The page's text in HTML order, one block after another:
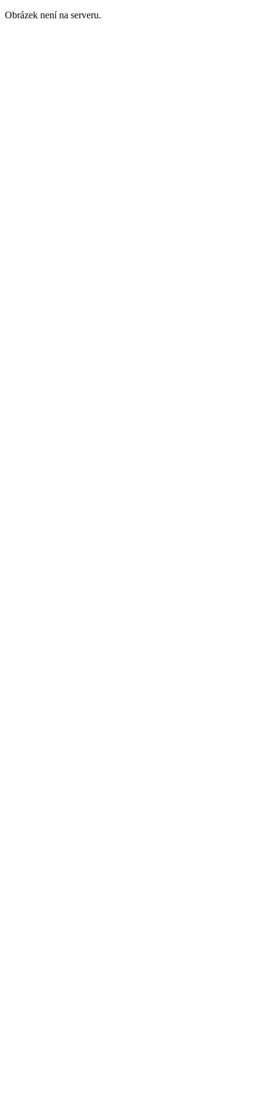
Obrázek není na serveru.